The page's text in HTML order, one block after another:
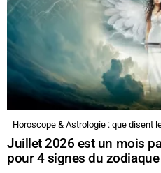
Horoscope & Astrologie : que disent
Juillet 2026 est un mois
pour 4 signes du zodiaque